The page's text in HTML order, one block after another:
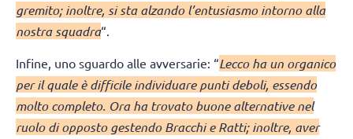
gremito; inoltre, si sta alzando l’entusiasmo intorno alla
nostra squadra“.
Infine, uno sguardo alle avversarie: “Lecco ha un organico
per il quale è difficile individuare punti deboli, essendo
molto completo. Ora ha trovato buone alternative nel
ruolo di opposto gestendo Bracchi e Ratti; inoltre, aver